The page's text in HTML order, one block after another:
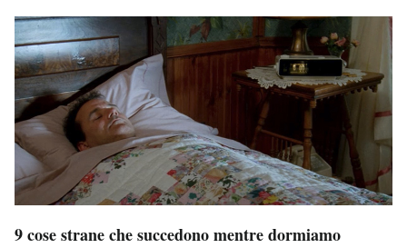
9 cose strane che succedono mentre dormiamo